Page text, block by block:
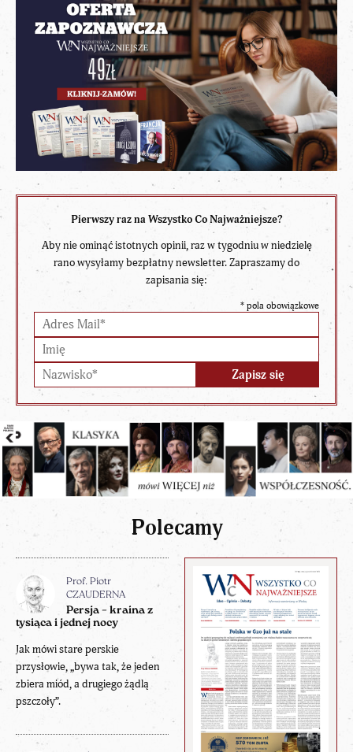
Pierwszy raz na Wszystko Co Najważniejsze?
Aby nie ominąć istotnych opinii, raz w tygodniu w niedzielę
rano wysyłamy bezpłatny newsletter. Zapraszamy do
zapisania się:
* pola obowiązkowe
Polecamy
Prof. Piotr
CZAUDERNA
Persja – kraina z
tysiąca i jednej nocy
Jak mówi stare perskie
przysłowie, „bywa tak, że jeden
zbiera miód, a drugiego żądlą
pszczoły”.